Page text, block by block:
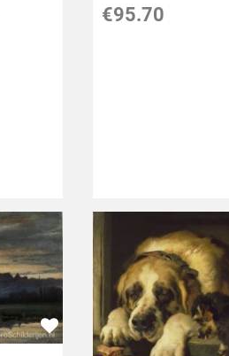
€95.70